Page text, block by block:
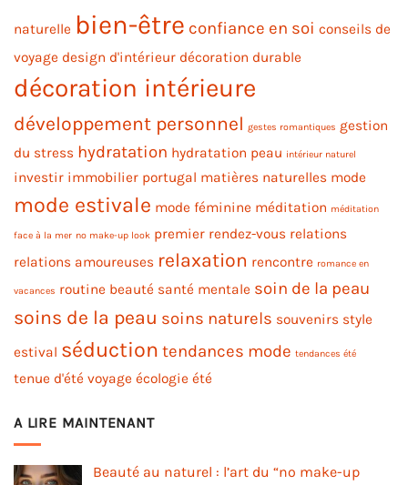
naturelle bien-être confiance en soi conseils de
voyage design d'intérieur décoration durable
décoration intérieure
développement personnel gestes romantiques gestion
du stress hydratation hydratation peau intérieur naturel
investir immobilier portugal matières naturelles mode
mode estivale mode féminine méditation méditation
face à la mer no make-up look premier rendez-vous relations
relations amoureuses relaxation rencontre romance en
vacances routine beauté santé mentale soin de la peau
soins de la peau soins naturels souvenirs style
estival séduction tendances mode tendances été
tenue d'été voyage écologie été
A LIRE MAINTENANT
Beauté au naturel : l’art du “no make-up